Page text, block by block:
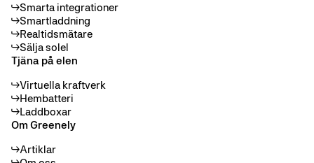
Smarta integrationer
Smartladdning
Realtidsmätare
Sälja solel
Tjäna på elen
Virtuella kraftverk
Hembatteri
Laddboxar
Om Greenely
Artiklar